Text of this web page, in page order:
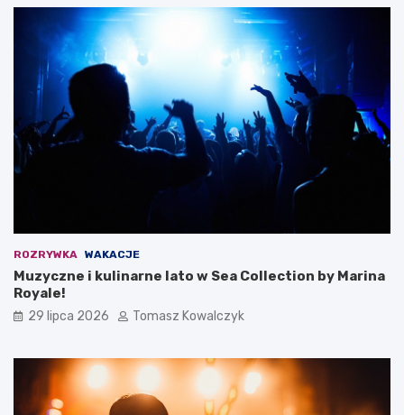
ROZRYWKA WAKACJE
Muzyczne i kulinarne lato w Sea Collection by Marina
Royale!
29 lipca 2026 Tomasz Kowalczyk